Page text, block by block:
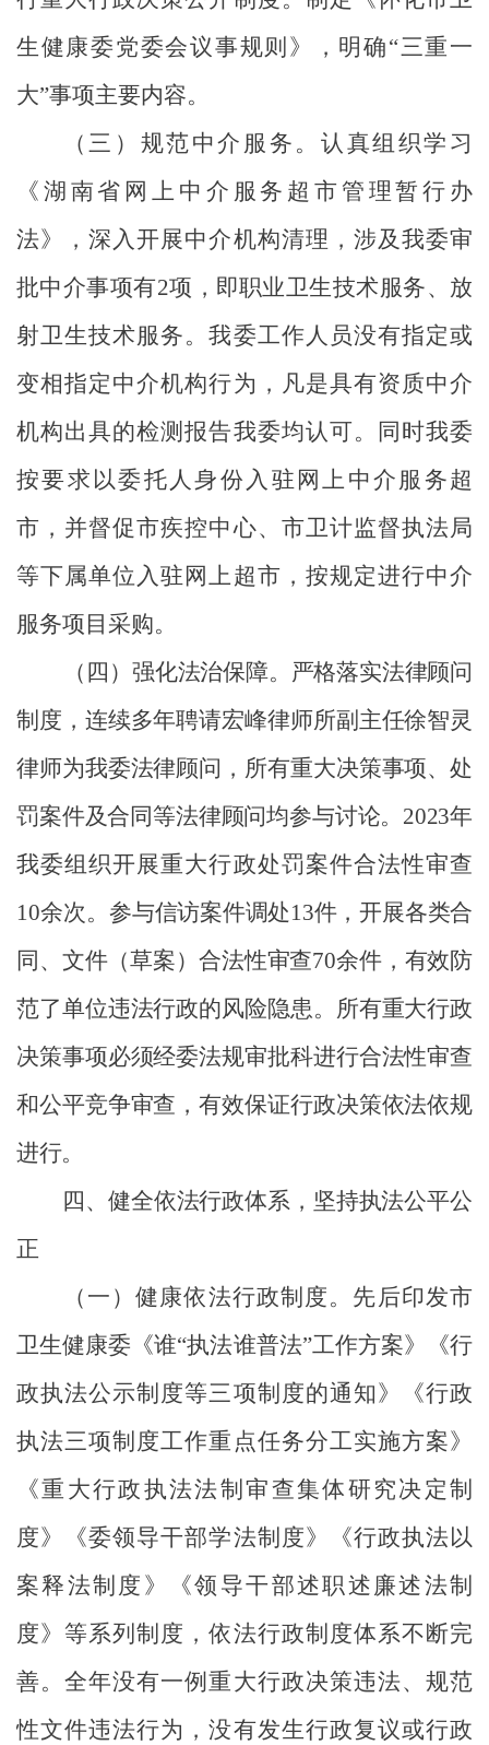
生健康委党委会议事规则》，明确“三重一
大”事项主要内容。
（三）规范中介服务。 认真组织学习
《湖南省网上中介服务超市管理暂行办
法》，深入开展中介机构清理， 涉及我委审
批中介事项有2项 ，即职业卫生技术服务、放
射卫生技术服务。我委工作人员没有指定或
变相指定中介机构行为，凡是具有资质中介
机构出具的检测报告我委均认可。
同时我委
按要求以委托人身份入驻网上中介服务超
市，并督促市疾控中心、市卫计监督执法局
等下属单位入驻网上超市，按规定进行中介
服务项目采购。
（ 四 ） 强化法治保障。
严格落实法律顾问
制度，连续多年聘请宏峰律师所副主任徐智灵
律师为我委法律顾问，所有重大决策事项、处
罚案件及合同等法律顾问均参与讨论。 2023年
我委组织开展重大行政处罚案件合法性审查
10余次。参与信访案件调处13件，开展各类合
同、文件（草案）合法性审查70余件，有效防
范了单位违法行政的风险隐患。所有重大行政
决策事项必须经委法规审批科进行合法性审查
和公平竞争审查，有效保证行政决策依法依规
进行。
四、健全依法行政体系，坚持执法公平公
正
（一）健康依法行政制度。 先后印发市
卫生健康委《谁“执法谁普法”工作方案》《行
政执法公示制度等三项制度的通知》《行政
执法三项制度工作重点任务分工实施方案》
《重大行政执法法制审查集体研究决定制
度》《委领导干部学法制度》《行政执法以
案释法制度》《领导干部述职述廉述法制
度》等系列制度，依法行政制度体系不断完
善。全年没有一例重大行政决策违法、规范
性文件违法行为，没有发生行政复议或行政